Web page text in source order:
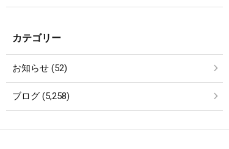
カテゴリー
お知らせ (52)
ブログ (5,258)